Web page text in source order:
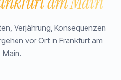
Verjährung, Konsequenzen
vor Ort in Frankfurt am
Main.